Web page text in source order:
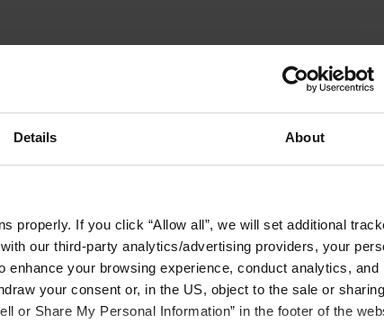
Details About
properly. If you click “Allow all”, we will set additional
our third-party analytics/advertising providers, your
your browsing experience, conduct analytics, and
your consent or, in the US, object to the sale or
or Share My Personal Information” in the footer of the